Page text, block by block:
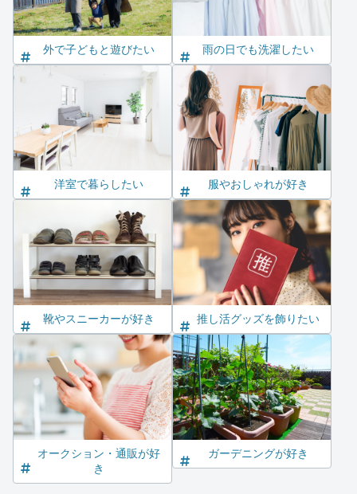
外で子どもと遊びたい 雨の日でも洗濯したい
洋室で暮らしたい 服やおしゃれが好き
靴やスニーカーが好き 推し活グッズを飾りたい
オークション・通販が好
き
ガーデニングが好き